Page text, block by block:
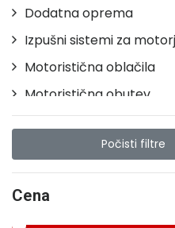
Dodatna oprema
Izpušni sistemi za
Motoristična oblačila
Motoristična obutev
Počisti filtre
Cena